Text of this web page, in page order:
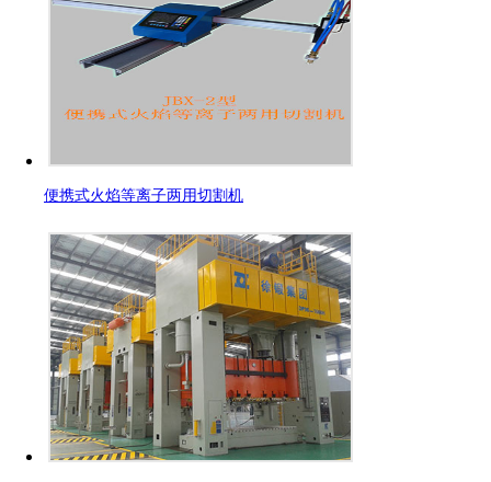
便携式火焰等离子两用切割机